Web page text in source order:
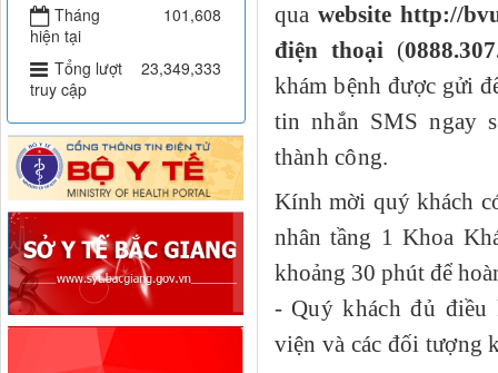
qua website http://
điện thoại(
khám bệnh được gửi
tin nhắn SMS ngay
thành công.
Kính mời quý khách
nhân tầng 1 Khoa
khoảng 30 phút để
- Quý khách đủ
viện và các đối tượng
Tháng
hiện tại
101,608
Tổng lượt
truy cập
23,349,333